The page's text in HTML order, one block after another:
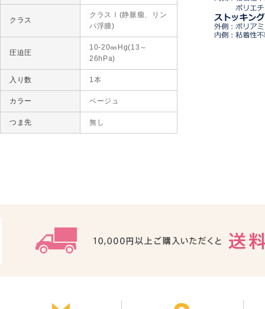
クラス
クラスⅠ(静脈瘤、リン
パ浮腫)
圧迫圧
10-20㎜Hg(13～
26hPa)
入り数 1本
カラー ベージュ
つま先 無し